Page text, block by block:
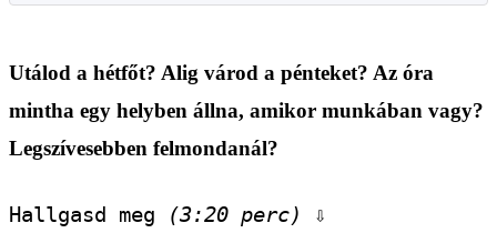
Utálod a hétfőt? Alig várod a pénteket? Az óra
mintha egy helyben állna, amikor munkában vagy?
Legszívesebben felmondanál?
Hallgasd meg (3:20 perc) ⇩